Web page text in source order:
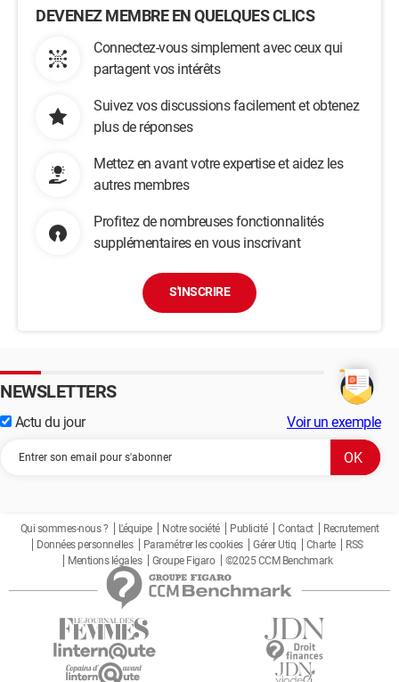
DEVENEZ MEMBRE EN QUELQUES CLICS
Connectez-vous simplement avec ceux qui
partagent vos intérêts
Suivez vos discussions facilement et obtenez
plus de réponses
Mettez en avant votre expertise et aidez les
autres membres
Profitez de nombreuses fonctionnalités
supplémentaires en vous inscrivant
S'INSCRIRE
NEWSLETTERS
Actu du jour Voir un exemple
Qui sommes-nous ? L'équipe Notre société Publicité Contact
Recrutement
Données personnelles
Paramétrer les cookies Gérer Utiq Charte
RSS
Mentions légales
Groupe Figaro ©2025 CCM Benchmark